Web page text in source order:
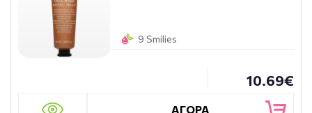
9 Smilies
10.69€
ΑΓΟΡΑ